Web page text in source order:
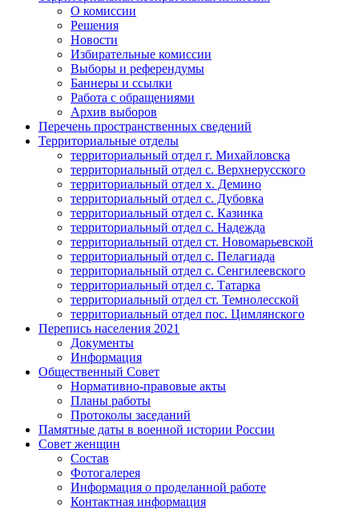
О комиссии
Решения
Новости
Избирательные комиссии
Выборы и референдумы
Баннеры и ссылки
Работа с обращениями
Архив выборов
Перечень пространственных сведений
Территориальные отделы
территориальный отдел г. Михайловска
территориальный отдел с. Верхнерусского
территориальный отдел х. Демино
территориальный отдел с. Дубовка
территориальный отдел с. Казинка
территориальный отдел с. Надежда
территориальный отдел ст. Новомарьевской
территориальный отдел с. Пелагиада
территориальный отдел с. Сенгилеевского
территориальный отдел с. Татарка
территориальный отдел ст. Темнолесской
территориальный отдел пос. Цимлянского
Перепись населения 2021
Документы
Информация
Общественный Совет
Нормативно-правовые акты
Планы работы
Протоколы заседаний
Памятные даты в военной истории России
Совет женщин
Состав
Фотогалерея
Информация о проделанной работе
Контактная информация